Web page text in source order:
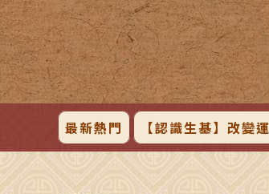
最新熱門 【認識生基】改變